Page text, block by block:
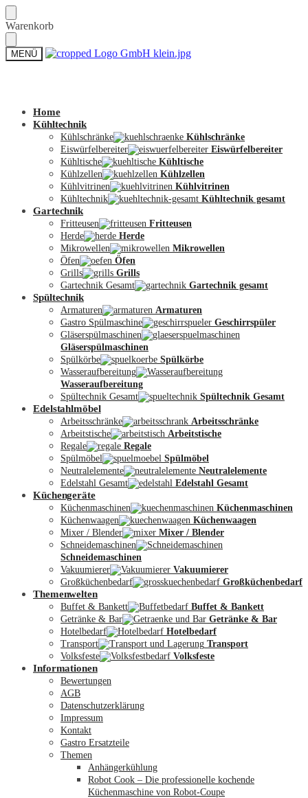
Skip
to
navigation
Skip
to
content
Warenkorb
MENÜ
Zum Shop
Kontakt
Mein Konto
Home
Kühltechnik
Kühlschränke
Kühlschränke
Eiswürfelbereiter
Eiswürfelbereiter
Kühltische
Kühltische
Kühlzellen
Kühlzellen
Kühlvitrinen
Kühlvitrinen
Kühltechnik
Kühltechnik gesamt
Gartechnik
Fritteusen
Fritteusen
Herde
Herde
Mikrowellen
Mikrowellen
Öfen
Öfen
Grills
Grills
Gartechnik Gesamt
Gartechnik gesamt
Spültechnik
Armaturen
Armaturen
Gastro Spülmaschine
Geschirrspüler
Gläserspülmaschinen
Gläserspülmaschinen
Spülkörbe
Spülkörbe
Wasseraufbereitung
Wasseraufbereitung
Spültechnik Gesamt
Spültechnik Gesamt
Edelstahlmöbel
Arbeitsschränke
Arbeitsschränke
Arbeitstische
Arbeitstische
Regale
Regale
Spülmöbel
Spülmöbel
Neutralelemente
Neutralelemente
Edelstahl Gesamt
Edelstahl Gesamt
Küchengeräte
Küchenmaschinen
Küchenmaschinen
Küchenwaagen
Küchenwaagen
Mixer / Blender
Mixer / Blender
Schneidemaschinen
Schneidemaschinen
Vakuumierer
Vakuumierer
Großküchenbedarf
Großküchenbedarf
Themenwelten
Buffet & Bankett
Buffet & Bankett
Getränke & Bar
Getränke & Bar
Hotelbedarf
Hotelbedarf
Transport
Transport
Volksfeste
Volksfeste
Informationen
Bewertungen
AGB
Datenschutzerklärung
Impressum
Kontakt
Gastro Ersatzteile
Themen
Anhängerkühlung
Robot Cook – Die professionelle kochende
Küchenmaschine von Robot-Coupe